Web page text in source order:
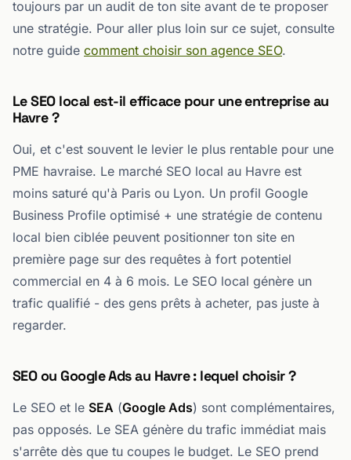
toujours par un audit de ton site avant de te proposer
une stratégie. Pour aller plus loin sur ce sujet, consulte
notre guide comment choisir son agence SEO.
Le SEO local est-il efficace pour une entreprise au
Havre ?
Oui, et c'est souvent le levier le plus rentable pour une
PME havraise. Le marché SEO local au Havre est
moins saturé qu'à Paris ou Lyon. Un profil Google
Business Profile optimisé + une stratégie de contenu
local bien ciblée peuvent positionner ton site en
première page sur des requêtes à fort potentiel
commercial en 4 à 6 mois. Le SEO local génère un
trafic qualifié - des gens prêts à acheter, pas juste à
regarder.
SEO ou Google Ads au Havre : lequel choisir ?
Le SEO et le SEA (Google Ads) sont complémentaires,
pas opposés. Le SEA génère du trafic immédiat mais
s'arrête dès que tu coupes le budget. Le SEO prend